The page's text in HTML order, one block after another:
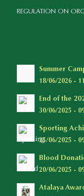
REGULATION ON
Summer
18/06/2026 -
End of the
30/06/2025 -
Sporting
25/06/2025 -
Blood
20/06/2025 -
Atalaya